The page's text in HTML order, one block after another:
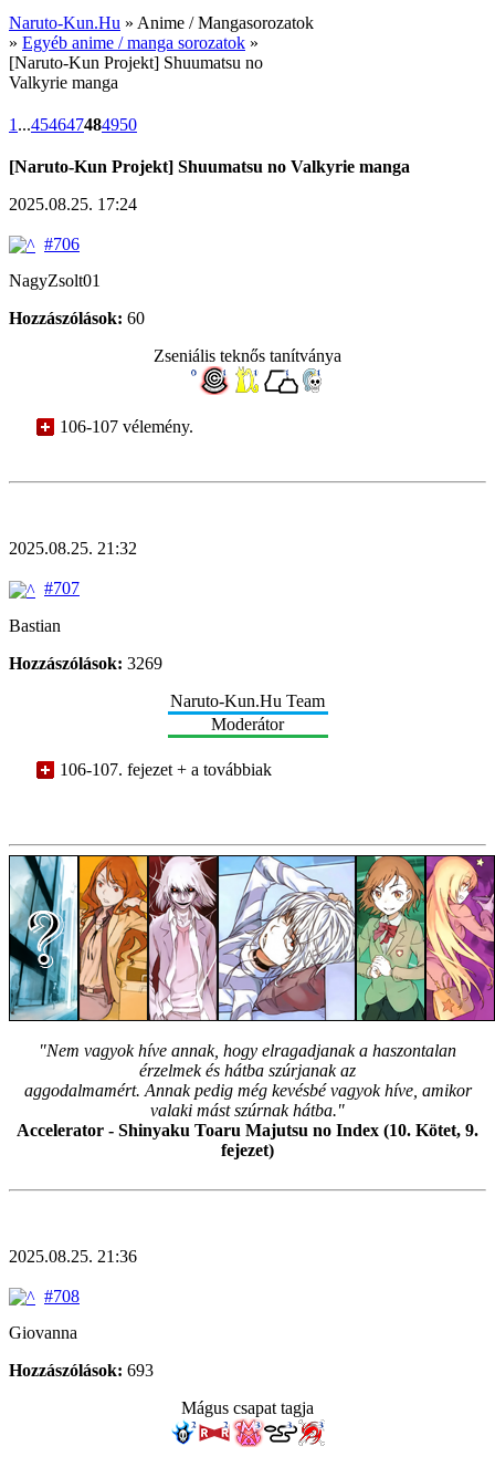
Naruto-Kun.Hu » Anime / Mangasorozatok
» Egyéb anime / manga sorozatok »
[Naruto-Kun Projekt] Shuumatsu no
Valkyrie manga
1 ...454647484950
[Naruto-Kun Projekt] Shuumatsu no Valkyrie manga
2025.08.25. 17:24
#706
NagyZsolt01
Hozzászólások: 60
Zseniális teknős tanítványa
106-107 vélemény.
2025.08.25. 21:32
#707
Bastian
Hozzászólások: 3269
Naruto-Kun.Hu Team
Moderátor
106-107. fejezet + a továbbiak
"Nem vagyok híve annak, hogy elragadjanak a haszontalan
érzelmek és hátba szúrjanak az
aggodalmamért. Annak pedig még kevésbé vagyok híve, amikor
valaki mást szúrnak hátba."
Accelerator - Shinyaku Toaru Majutsu no Index (10. Kötet, 9.
fejezet)
2025.08.25. 21:36
#708
Giovanna
Hozzászólások: 693
Mágus csapat tagja